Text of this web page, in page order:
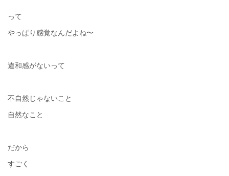
って
やっぱり感覚なんだよね〜
違和感がないって
不自然じゃないこと
自然なこと
だから
すごく